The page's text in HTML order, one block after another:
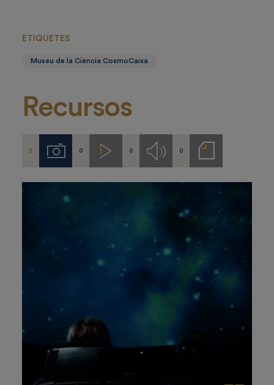
ETIQUETES
Museu de la Ciència CosmoCaixa
Recursos
2 Imágenes
0 Videos
0 Audios
0
Notas
de
prensa